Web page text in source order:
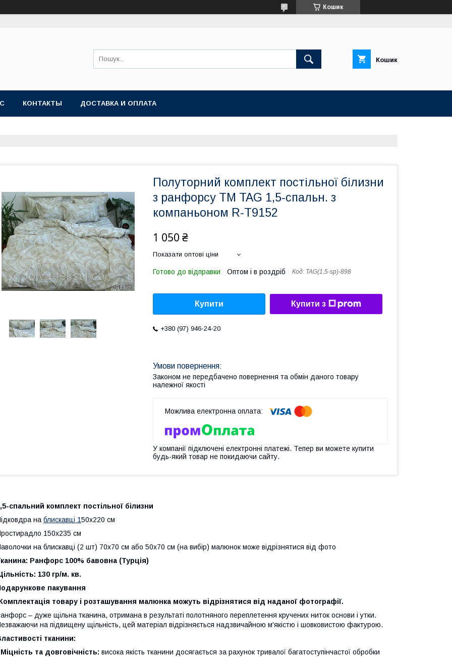
Кошик
Кошик
КОНТАКТЫ ДОСТАВКА И ОПЛАТА
Полуторний комплект постільної білизни
з ранфорсу ТМ TAG 1,5-спальн. з
компаньоном R-T9152
1 050 ₴
Показати оптові ціни
Готово до відправки Оптом і в роздріб Код: TAG(1,5-sp)-898
Купити Купити з
+380 (97) 946-24-20
Законом не передбачено повернення та обмін даного товару
належної якості
У компанії підключені електронні платежі. Тепер ви можете купити
будь-який товар не покидаючи сайту.
спальний комплект постільної білизни
наблискавці 150x220 см
150x235 см
на блискавці (2 шт) 70x70 см або 50х70 см (на вибір) малюнок може відрізнятися від фото
Ранфорс 100% бавовна (Турція)
130 гр/м. кв.
пакування
товару і розташування малюнка можуть відрізнятися від наданої фотографії.
– дуже щільна тканина, отримана в результаті полотняного переплетення кручених ниток основи і утки.
на підвищену щільність, цей матеріал відрізняється надзвичайною м'якістю і шовковистою фактурою.
тканини:
Міцність та довговічність: висока якість тканини досягається за рахунок тривалої багатоступінчастої обробки